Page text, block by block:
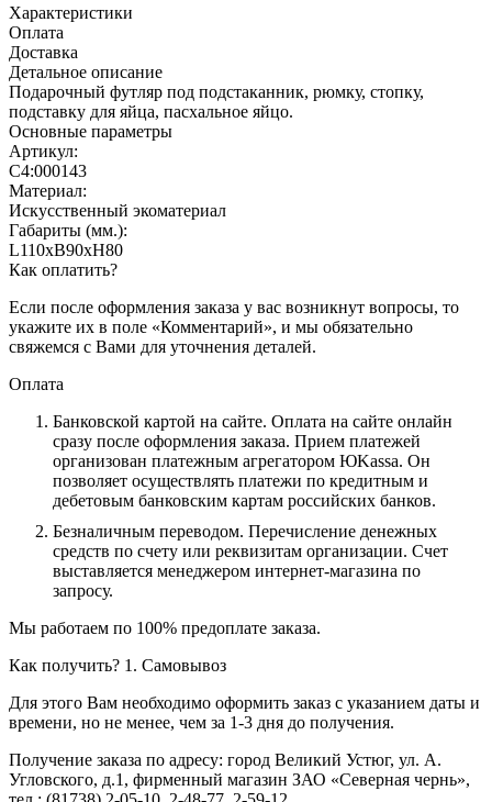
Характеристики
Оплата
Доставка
Детальное описание
Подарочный футляр под подстаканник, рюмку, стопку,
подставку для яйца, пасхальное яйцо.
Основные параметры
Артикул:
С4:000143
Материал:
Искусственный экоматериал
Габариты (мм.):
L110хB90хH80
Как оплатить?
Если после оформления заказа у вас возникнут вопросы, то
укажите их в поле «Комментарий», и мы обязательно
свяжемся с Вами для уточнения деталей.
Оплата
Банковской картой на сайте. Оплата на сайте онлайн
сразу после оформления заказа. Прием платежей
организован платежным агрегатором ЮKassa. Он
позволяет осуществлять платежи по кредитным и
дебетовым банковским картам российских банков.
Безналичным переводом. Перечисление денежных
средств по счету или реквизитам организации. Счет
выставляется менеджером интернет-магазина по
запросу.
Мы работаем по 100% предоплате заказа.
Как получить? 1. Самовывоз
Для этого Вам необходимо оформить заказ с указанием даты и
времени, но не менее, чем за 1-3 дня до получения.
Получение заказа по адресу: город Великий Устюг, ул. А.
Угловского, д.1, фирменный магазин ЗАО «Северная чернь»,